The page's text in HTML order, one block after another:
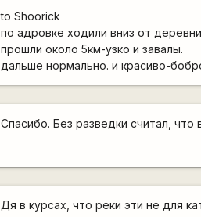
to Shoorick
по адровке ходили вниз от
прошли около 5км-узко и завалы.
дальше нормально. и красиво-
Спасибо. Без разведки считал,
Дя в курсах, что реки эти не для